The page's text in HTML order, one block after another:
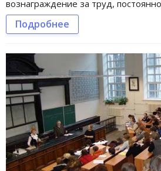
вознаграждение за труд,
Подробнее